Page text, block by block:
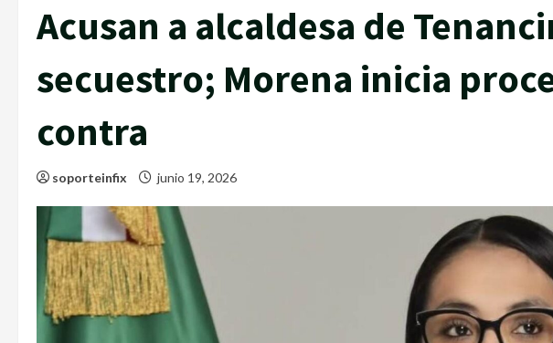
Acusan a alcaldesa de
secuestro; Morena inicia
contra
soporteinfix junio 19, 2026